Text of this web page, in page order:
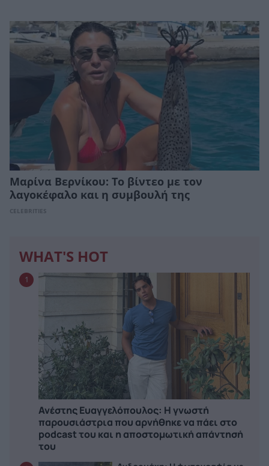
Μαρίνα Βερνίκου: Το βίντεο με τον
λαγοκέφαλο και η συμβουλή της
CELEBRITIES
WHAT'S HOT
1
Ανέστης Ευαγγελόπουλος: Η γνωστή
παρουσιάστρια που αρνήθηκε να πάει στο
podcast του και η αποστομωτική απάντησή
του